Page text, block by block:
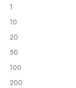
1
10
20
50
100
200